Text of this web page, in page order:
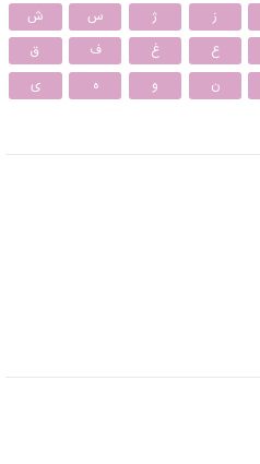
ز ژ س
ش
ع غ ف
ق
ن و ه ی